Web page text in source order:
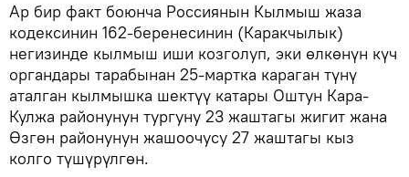
Ар бир факт боюнча Россиянын Кылмыш жаза
кодексинин 162-беренесинин (Каракчылык)
негизинде кылмыш иши козголуп, эки өлкөнүн күч
органдары тарабынан 25-мартка караган түнү
аталган кылмышка шектүү катары Оштун Кара-
Кулжа районунун тургуну 23 жаштагы жигит жана
Өзгөн районунун жашоочусу 27 жаштагы кыз
колго түшүрүлгөн.